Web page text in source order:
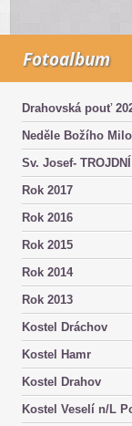
Fotoalbum
Drahovská pouť
Neděle Božího
Sv. Josef- TROJDNÍ
Rok 2017
Rok 2016
Rok 2015
Rok 2014
Rok 2013
Kostel Dráchov
Kostel Hamr
Kostel Drahov
Kostel Veselí n/L